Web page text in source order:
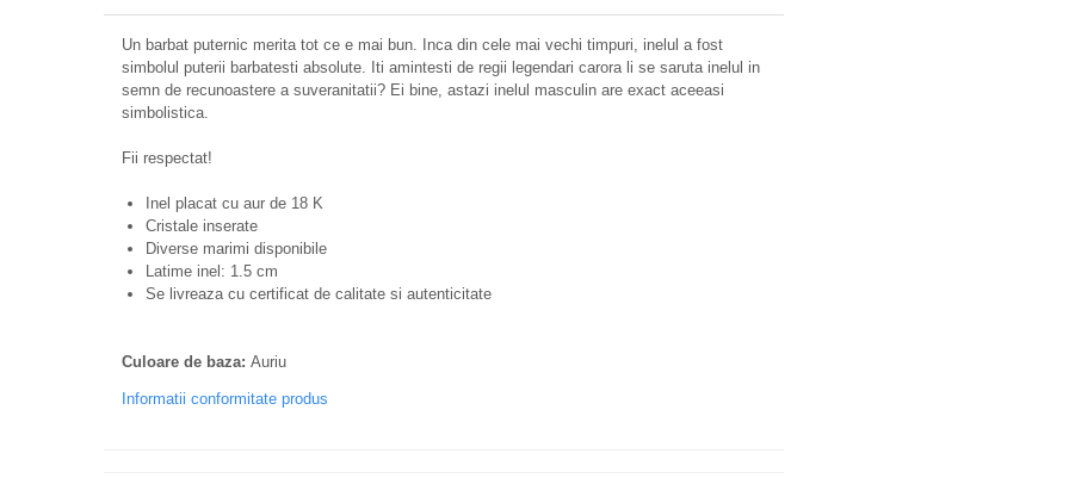
Un barbat puternic merita tot ce e mai bun. Inca din cele mai vechi timpuri, inelul a fost
simbolul puterii barbatesti absolute. Iti amintesti de regii legendari carora li se saruta inelul in
semn de recunoastere a suveranitatii? Ei bine, astazi inelul masculin are exact aceeasi
simbolistica.
Fii respectat!
Inel placat cu aur de 18 K
Cristale inserate
Diverse marimi disponibile
Latime inel: 1.5 cm
Se livreaza cu certificat de calitate si autenticitate
Culoare de baza: Auriu
Informatii conformitate produs